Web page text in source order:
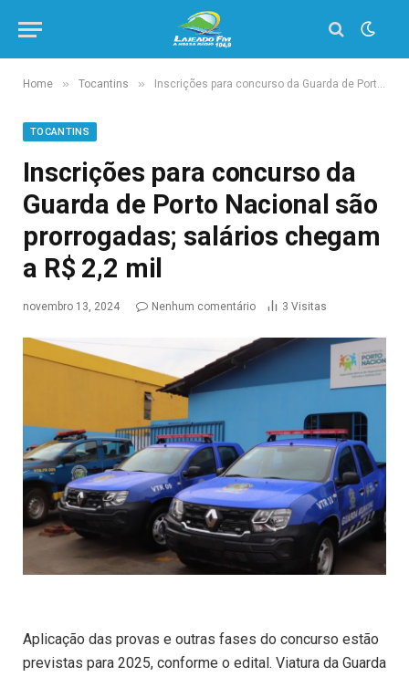
Home » Tocantins » Inscrições para concurso da Guarda de Porto Nacional são prorrogadas; salários chegam a R$ 2,2 mil
TOCANTINS
Inscrições para concurso da
Guarda de Porto Nacional são
prorrogadas; salários chegam
a R$ 2,2 mil
novembro 13, 2024 Nenhum comentário 3 Visitas
Aplicação das provas e outras fases do concurso estão
previstas para 2025, conforme o edital. Viatura da Guarda